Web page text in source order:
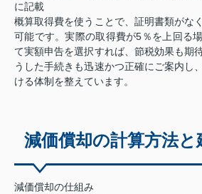
に記載
概算取得費を使うことで、証明書類がな
可能です。実際の取得費が5％を上回る
て実額申告を選択すれば、節税効果も期
うした手続きも迅速かつ正確にご案内し
ける体制を整えています。
減価償却の計算方法と
減価償却の仕組み